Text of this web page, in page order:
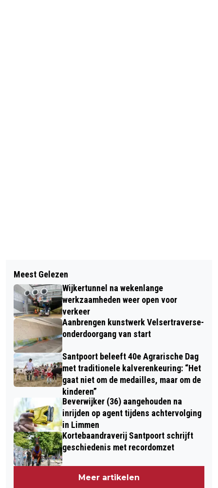
FEEST MONDT UIT IN VECHTPARTIJ IN
BEVERWIJK: REANIMATIE
SLACHTOFFER
NIEUW MAATWERKTRAJECT VOOR
ZIJ-INSTROMERS KINDEROPVANG
Meest Gelezen
Wijkertunnel na wekenlange
werkzaamheden weer open voor
verkeer
Aanbrengen kunstwerk Velsertraverse-
onderdoorgang van start
Santpoort beleeft 40e Agrarische Dag
met traditionele kalverenkeuring: “Het
gaat niet om de medailles, maar om de
kinderen”
Beverwijker (36) aangehouden na
inrijden op agent tijdens achtervolging
in Limmen
Kortebaandraverij Santpoort schrijft
geschiedenis met recordomzet
Meer artikelen